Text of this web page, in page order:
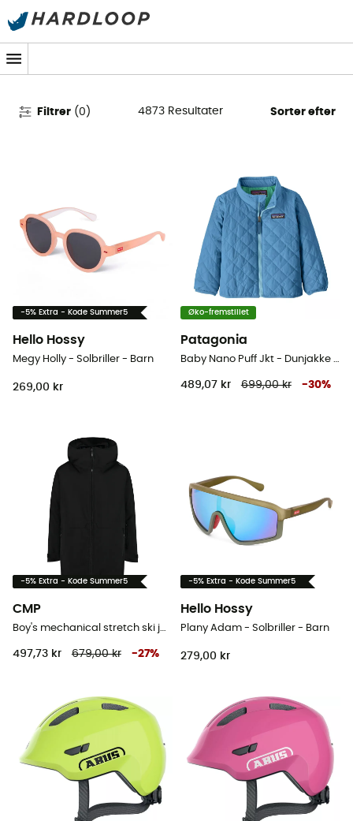
Outdoor Beklædning & Udstyr til
børn
Filtrer (0 ) 4873 Resultater Sorter efter
-5% Extra - Kode Summer5
Hello Hossy
Megy Holly - Solbriller - Barn
269,00 kr
Øko-fremstillet
Patagonia
Baby Nano Puff Jkt - Dunjakke - Børn
489,07 kr 699,00 kr -30%
-5% Extra - Kode Summer5
CMP
Boy's mechanical stretch ski jacket - Skijakke - Barn
497,73 kr 679,00 kr -27%
-5% Extra - Kode Summer5
Hello Hossy
Plany Adam - Solbriller - Barn
279,00 kr